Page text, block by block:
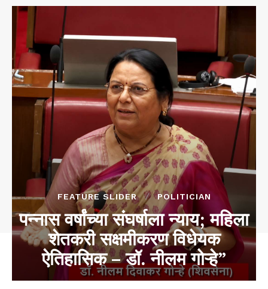
FEATURE SLIDER POLITICIAN
पन्नास वर्षांच्या संघर्षाला न्याय; महिला
शेतकरी सक्षमीकरण विधेयक
ऐतिहासिक – डॉ. नीलम गोऱ्हे”